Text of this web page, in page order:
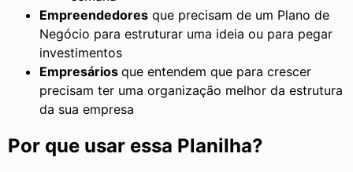
Empreendedores que precisam de um Plano de
Negócio para estruturar uma ideia ou para pegar
investimentos
Empresários que entendem que para crescer
precisam ter uma organização melhor da estrutura
da sua empresa
Por que usar essa Planilha?